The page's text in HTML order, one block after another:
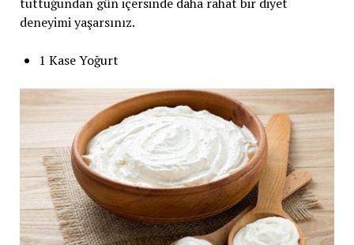
deneyimi yaşarsınız.
1 Kase Yoğurt